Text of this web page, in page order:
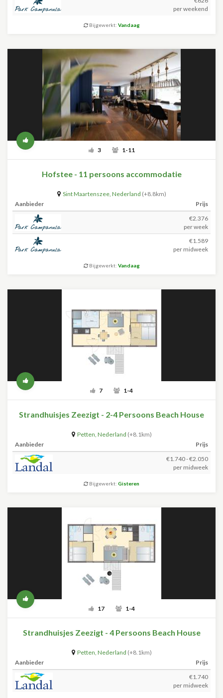
per weekend
Bijgewerkt: Vandaag
3 1-11
Hofstee - 11 persoons accommodatie
Sint Maartenszee, Nederland (+8.8km)
Aanbieder
Prijs
€2.376
per week
€1.589
per midweek
Bijgewerkt: Vandaag
7 1-4
Strandhuisjes Zeezigt - 2-4 Persoons Beach House
Petten, Nederland (+8.1km)
Aanbieder
Prijs
€1.740 - €2.050
per midweek
Bijgewerkt: Gisteren
17 1-4
Strandhuisjes Zeezigt - 4 Persoons Beach House
Petten, Nederland (+8.1km)
Aanbieder
Prijs
€1.740
per midweek